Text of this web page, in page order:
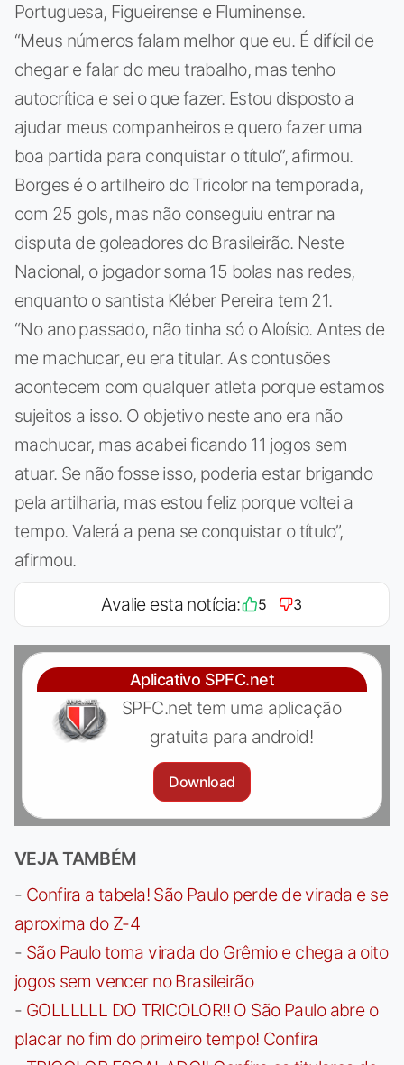
Portuguesa, Figueirense e Fluminense.
“Meus números falam melhor que eu. É difícil de
chegar e falar do meu trabalho, mas tenho
autocrítica e sei o que fazer. Estou disposto a
ajudar meus companheiros e quero fazer uma
boa partida para conquistar o título”, afirmou.
Borges é o artilheiro do Tricolor na temporada,
com 25 gols, mas não conseguiu entrar na
disputa de goleadores do Brasileirão. Neste
Nacional, o jogador soma 15 bolas nas redes,
enquanto o santista Kléber Pereira tem 21.
“No ano passado, não tinha só o Aloísio. Antes de
me machucar, eu era titular. As contusões
acontecem com qualquer atleta porque estamos
sujeitos a isso. O objetivo neste ano era não
machucar, mas acabei ficando 11 jogos sem
atuar. Se não fosse isso, poderia estar brigando
pela artilharia, mas estou feliz porque voltei a
tempo. Valerá a pena se conquistar o título”,
afirmou.
Avalie esta notícia: 5 3
Aplicativo SPFC.net
SPFC.net tem uma aplicação
gratuita para android!
Download
VEJA TAMBÉM
- Confira a tabela! São Paulo perde de virada e se
aproxima do Z-4
- São Paulo toma virada do Grêmio e chega a oito
jogos sem vencer no Brasileirão
- GOLLLLLL DO TRICOLOR!! O São Paulo abre o
placar no fim do primeiro tempo! Confira